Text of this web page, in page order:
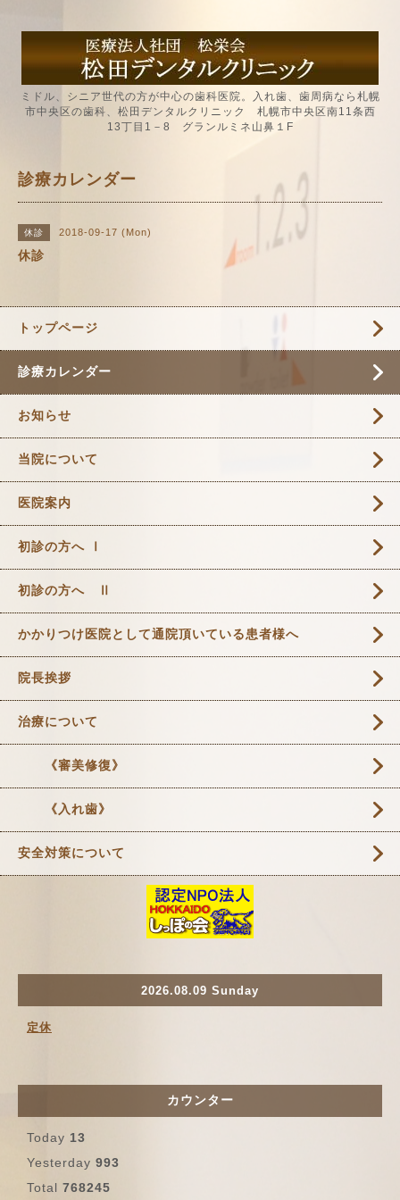
ミドル、シニア世代の方が中心の歯科医院。入れ歯、歯周病なら札幌
市中央区の歯科、松田デンタルクリニック 札幌市中央区南11条西
13丁目1－8 グランルミネ山鼻１F
診療カレンダー
休診 2018-09-17 (Mon)
休診
トップページ
診療カレンダー
お知らせ
当院について
医院案内
初診の方へ Ⅰ
初診の方へ Ⅱ
かかりつけ医院として通院頂いている患者様へ
院長挨拶
治療について
《審美修復》
《入れ歯》
安全対策について
2026.08.09 Sunday
定休
カウンター
Today 13
Yesterday 993
Total 768245